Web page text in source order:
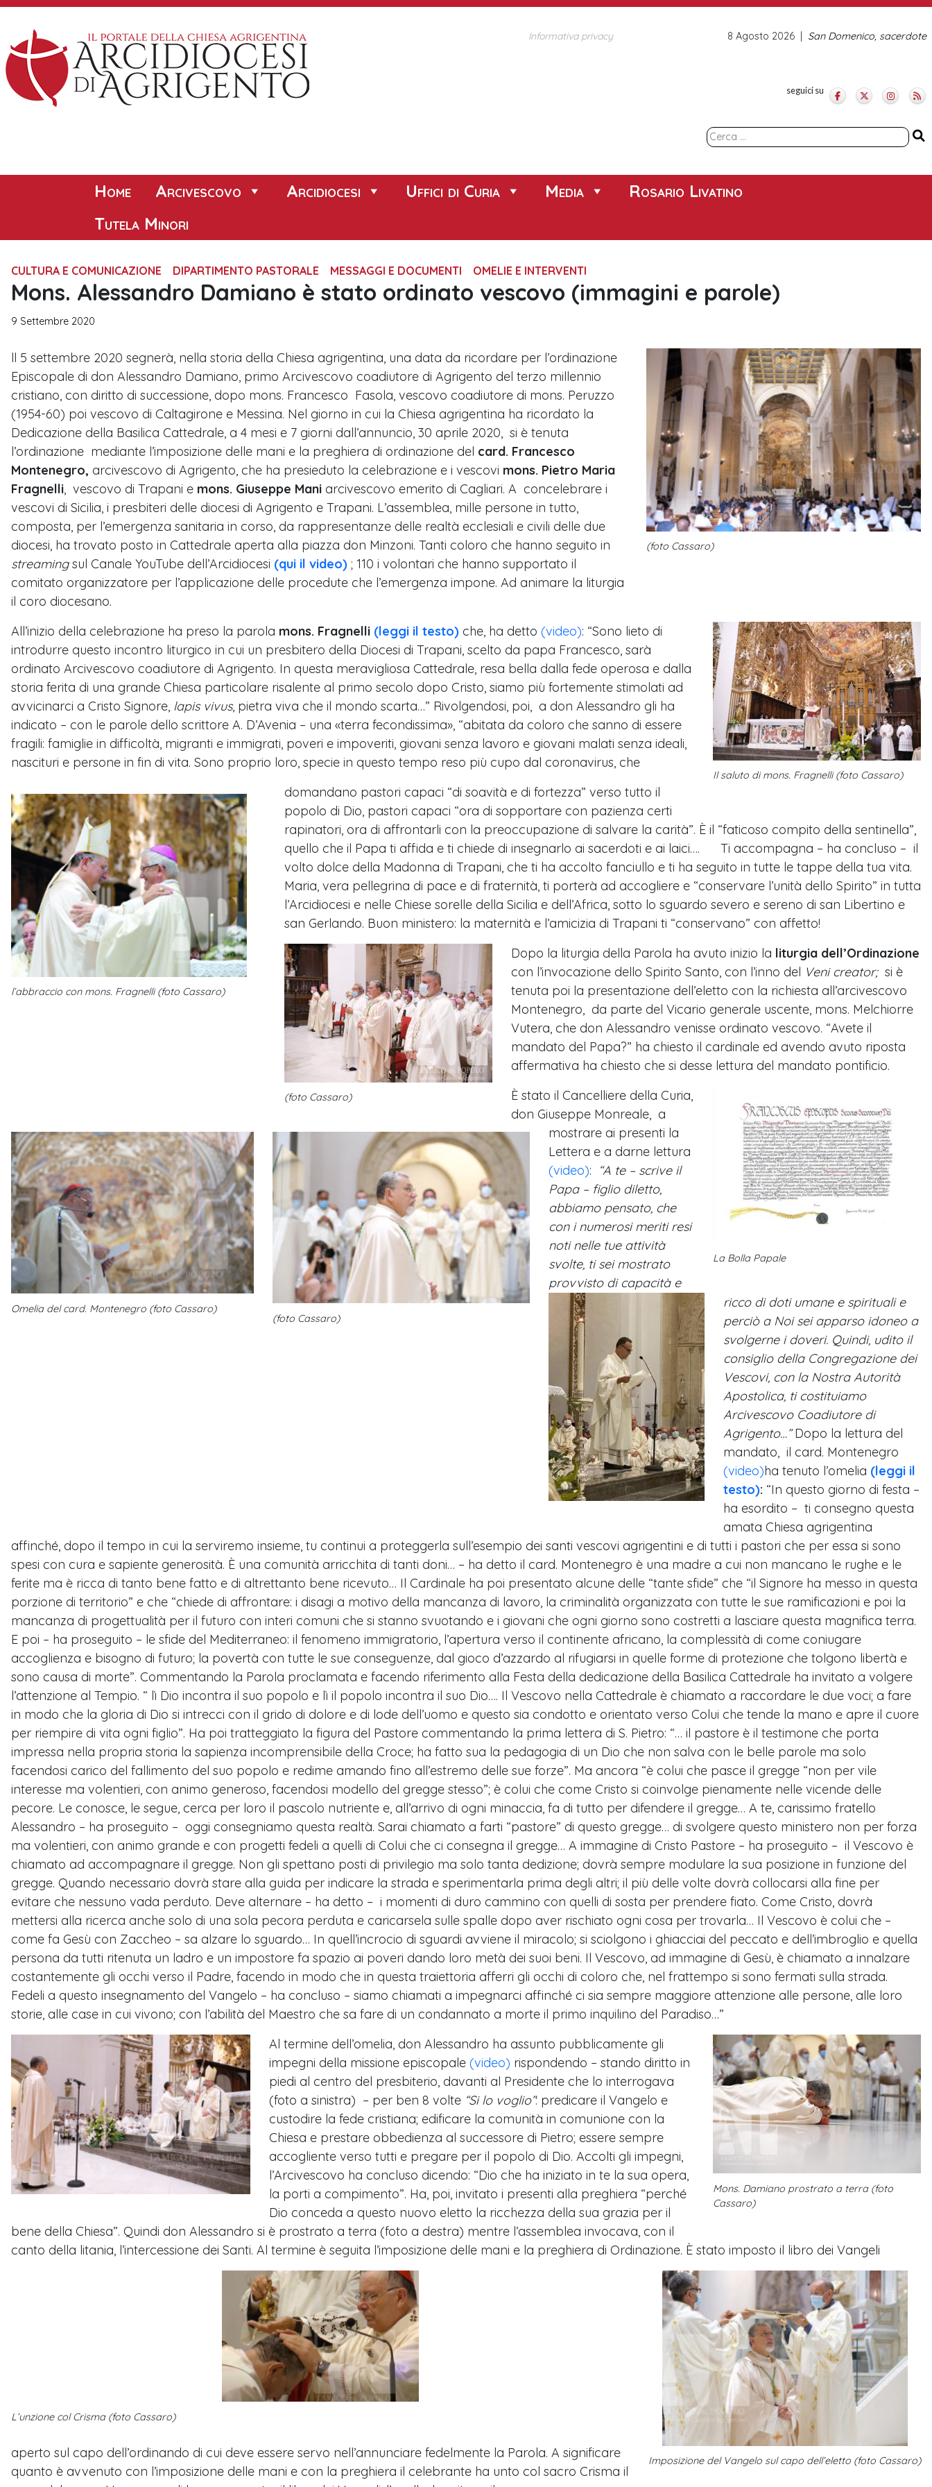
Skip
content
Informativa privacy San Domenico, sacerdote
8 Agosto 2026
seguici su
Ricerca
Home Arcivescovo Arcidiocesi Uffici di Curia Media
Rosario Livatino
Tutela Minori
CULTURA E COMUNICAZIONE DIPARTIMENTO PASTORALE MESSAGGI E DOCUMENTI OMELIE E INTERVENTI
Mons. Alessandro Damiano è stato ordinato vescovo (immagini e parole)
9 Settembre 2020
(foto Cassaro)
ll 5 settembre 2020 segnerà, nella storia della Chiesa agrigentina, una data da ricordare per l’ordinazione
Episcopale di don Alessandro Damiano, primo Arcivescovo coadiutore di Agrigento del terzo millennio
cristiano, con diritto di successione, dopo mons. Francesco Fasola, vescovo coadiutore di mons. Peruzzo
(1954-60) poi vescovo di Caltagirone e Messina. Nel giorno in cui la Chiesa agrigentina ha ricordato la
Dedicazione della Basilica Cattedrale, a 4 mesi e 7 giorni dall’annuncio, 30 aprile 2020, si è tenuta
l’ordinazione mediante l’imposizione delle mani e la preghiera di ordinazione del card. Francesco
Montenegro, arcivescovo di Agrigento, che ha presieduto la celebrazione e i vescovi mons. Pietro Maria
Fragnelli, vescovo di Trapani e mons. Giuseppe Mani arcivescovo emerito di Cagliari. A concelebrare i
vescovi di Sicilia, i presbiteri delle diocesi di Agrigento e Trapani. L’assemblea, mille persone in tutto,
composta, per l’emergenza sanitaria in corso, da rappresentanze delle realtà ecclesiali e civili delle due
diocesi, ha trovato posto in Cattedrale aperta alla piazza don Minzoni. Tanti coloro che hanno seguito in
streamingsul Canale YouTube dell’Arcidiocesi (qui il video) ; 110 i volontari che hanno supportato il
comitato organizzatore per l’applicazione delle procedute che l’emergenza impone. Ad animare la liturgia
il coro diocesano.
Il saluto di mons. Fragnelli (foto Cassaro)
All’inizio della celebrazione ha preso la parola mons. Fragnelli (leggi il testo) che, ha detto (video): “Sono lieto di
introdurre questo incontro liturgico in cui un presbitero della Diocesi di Trapani, scelto da papa Francesco, sarà
ordinato Arcivescovo coadiutore di Agrigento. In questa meravigliosa Cattedrale, resa bella dalla fede operosa e dalla
storia ferita di una grande Chiesa particolare risalente al primo secolo dopo Cristo, siamo più fortemente stimolati ad
avvicinarci a Cristo Signore, lapis vivus, pietra viva che il mondo scarta…” Rivolgendosi, poi, a don Alessandro gli ha
indicato – con le parole dello scrittore A. D’Avenia – una «terra fecondissima», “abitata da coloro che sanno di essere
fragili: famiglie in difficoltà, migranti e immigrati, poveri e impoveriti, giovani senza lavoro e giovani malati senza ideali,
nascituri e persone in fin di vita. Sono proprio loro, specie in questo tempo reso più cupo dal coronavirus, che
l’abbraccio con mons. Fragnelli (foto Cassaro)
domandano pastori capaci “di soavità e di fortezza” verso tutto il
popolo di Dio, pastori capaci “ora di sopportare con pazienza certi
rapinatori, ora di affrontarli con la preoccupazione di salvare la carità”. È il “faticoso compito della sentinella”,
quello che il Papa ti affida e ti chiede di insegnarlo ai sacerdoti e ai laici…. Ti accompagna – ha concluso – il
volto dolce della Madonna di Trapani, che ti ha accolto fanciullo e ti ha seguito in tutte le tappe della tua vita.
Maria, vera pellegrina di pace e di fraternità, ti porterà ad accogliere e “conservare l’unità dello Spirito” in tutta
l’Arcidiocesi e nelle Chiese sorelle della Sicilia e dell’Africa, sotto lo sguardo severo e sereno di san Libertino e
san Gerlando. Buon ministero: la maternità e l’amicizia di Trapani ti “conservano” con affetto!
(foto Cassaro)
Dopo la liturgia della Parola ha avuto inizio la liturgia dell’Ordinazione
con l’invocazione dello Spirito Santo, con l’inno del Veni creator;si è
tenuta poi la presentazione dell’eletto con la richiesta all’arcivescovo
Montenegro, da parte del Vicario generale uscente, mons. Melchiorre
Vutera, che don Alessandro venisse ordinato vescovo. “Avete il
mandato del Papa?” ha chiesto il cardinale ed avendo avuto riposta
affermativa ha chiesto che si desse lettura del mandato pontificio.
La Bolla Papale
Omelia del card. Montenegro (foto Cassaro)
(foto Cassaro)
È stato il Cancelliere della Curia,
don Giuseppe Monreale, a
mostrare ai presenti la
Lettera e a darne lettura
(video):
“A te – scrive il
Papa – figlio diletto,
abbiamo pensato, che
con i numerosi meriti resi
noti nelle tue attività
svolte, ti sei mostrato
provvisto di capacità e
ricco di doti umane e spirituali e
perciò a Noi sei apparso idoneo a
svolgerne i doveri. Quindi, udito il
consiglio della Congregazione dei
Vescovi, con la Nostra Autorità
Apostolica, ti costituiamo
Arcivescovo Coadiutore di
Agrigento…”Dopo la lettura del
mandato, il card. Montenegro
(video)ha tenuto l’omelia (leggi il
testo): “In questo giorno di festa –
ha esordito – ti consegno questa
amata Chiesa agrigentina
affinché, dopo il tempo in cui la serviremo insieme, tu continui a proteggerla sull’esempio dei santi vescovi agrigentini e di tutti i pastori che per essa si sono
spesi con cura e sapiente generosità. È una comunità arricchita di tanti doni… – ha detto il card. Montenegro è una madre a cui non mancano le rughe e le
ferite ma è ricca di tanto bene fatto e di altrettanto bene ricevuto… Il Cardinale ha poi presentato alcune delle “tante sfide” che “il Signore ha messo in questa
porzione di territorio” e che “chiede di affrontare: i disagi a motivo della mancanza di lavoro, la criminalità organizzata con tutte le sue ramificazioni e poi la
mancanza di progettualità per il futuro con interi comuni che si stanno svuotando e i giovani che ogni giorno sono costretti a lasciare questa magnifica terra.
E poi – ha proseguito – le sfide del Mediterraneo: il fenomeno immigratorio, l’apertura verso il continente africano, la complessità di come coniugare
accoglienza e bisogno di futuro; la povertà con tutte le sue conseguenze, dal gioco d’azzardo al rifugiarsi in quelle forme di protezione che tolgono libertà e
sono causa di morte”. Commentando la Parola proclamata e facendo riferimento alla Festa della dedicazione della Basilica Cattedrale ha invitato a volgere
l’attenzione al Tempio. “ lì Dio incontra il suo popolo e lì il popolo incontra il suo Dio…. Il Vescovo nella Cattedrale è chiamato a raccordare le due voci; a fare
in modo che la gloria di Dio si intrecci con il grido di dolore e di lode dell’uomo e questo sia condotto e orientato verso Colui che tende la mano e apre il cuore
per riempire di vita ogni figlio”. Ha poi tratteggiato la figura del Pastore commentando la prima lettera di S. Pietro: “… il pastore è il testimone che porta
impressa nella propria storia la sapienza incomprensibile della Croce; ha fatto sua la pedagogia di un Dio che non salva con le belle parole ma solo
facendosi carico del fallimento del suo popolo e redime amando fino all’estremo delle sue forze”. Ma ancora “è colui che pasce il gregge “non per vile
interesse ma volentieri, con animo generoso, facendosi modello del gregge stesso”; è colui che come Cristo si coinvolge pienamente nelle vicende delle
pecore. Le conosce, le segue, cerca per loro il pascolo nutriente e, all’arrivo di ogni minaccia, fa di tutto per difendere il gregge… A te, carissimo fratello
Alessandro – ha proseguito – oggi consegniamo questa realtà. Sarai chiamato a farti “pastore” di questo gregge… di svolgere questo ministero non per forza
ma volentieri, con animo grande e con progetti fedeli a quelli di Colui che ci consegna il gregge… A immagine di Cristo Pastore – ha proseguito – il Vescovo è
chiamato ad accompagnare il gregge. Non gli spettano posti di privilegio ma solo tanta dedizione; dovrà sempre modulare la sua posizione in funzione del
gregge. Quando necessario dovrà stare alla guida per indicare la strada e sperimentarla prima degli altri; il più delle volte dovrà collocarsi alla fine per
evitare che nessuno vada perduto. Deve alternare – ha detto – i momenti di duro cammino con quelli di sosta per prendere fiato. Come Cristo, dovrà
mettersi alla ricerca anche solo di una sola pecora perduta e caricarsela sulle spalle dopo aver rischiato ogni cosa per trovarla… Il Vescovo è colui che –
come fa Gesù con Zaccheo – sa alzare lo sguardo… In quell’incrocio di sguardi avviene il miracolo; si sciolgono i ghiacciai del peccato e dell’imbroglio e quella
persona da tutti ritenuta un ladro e un impostore fa spazio ai poveri dando loro metà dei suoi beni. Il Vescovo, ad immagine di Gesù, è chiamato a innalzare
costantemente gli occhi verso il Padre, facendo in modo che in questa traiettoria afferri gli occhi di coloro che, nel frattempo si sono fermati sulla strada.
Fedeli a questo insegnamento del Vangelo – ha concluso – siamo chiamati a impegnarci affinché ci sia sempre maggiore attenzione alle persone, alle loro
storie, alle case in cui vivono; con l’abilità del Maestro che sa fare di un condannato a morte il primo inquilino del Paradiso…”
Mons. Damiano prostrato a terra (foto
Cassaro)
Al termine dell’omelia, don Alessandro ha assunto pubblicamente gli
impegni della missione episcopale (video) rispondendo – stando diritto in
piedi al centro del presbiterio, davanti al Presidente che lo interrogava
(foto a sinistra) – per ben 8 volte “Si lo voglio”: predicare il Vangelo e
custodire la fede cristiana; edificare la comunità in comunione con la
Chiesa e prestare obbedienza al successore di Pietro; essere sempre
accogliente verso tutti e pregare per il popolo di Dio. Accolti gli impegni,
l’Arcivescovo ha concluso dicendo: “Dio che ha iniziato in te la sua opera,
la porti a compimento”. Ha, poi, invitato i presenti alla preghiera “perché
Dio conceda a questo nuovo eletto la ricchezza della sua grazia per il
bene della Chiesa”. Quindi don Alessandro si è prostrato a terra (foto a destra) mentre l’assemblea invocava, con il
canto della litania, l’intercessione dei Santi. Al termine è seguita l’imposizione delle mani e la preghiera di Ordinazione. È stato imposto il libro dei Vangeli
Imposizione del Vangelo sul capo dell’eletto (foto Cassaro)
L’unzione col Crisma (foto Cassaro)
aperto sul capo dell’ordinando di cui deve essere servo nell’annunciare fedelmente la Parola. A significare
quanto è avvenuto con l’imposizione delle mani e con la preghiera il celebrante ha unto col sacro Crisma il